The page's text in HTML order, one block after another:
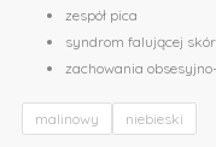
zespół pica
syndrom falującej
zachowania
malinowy niebieski